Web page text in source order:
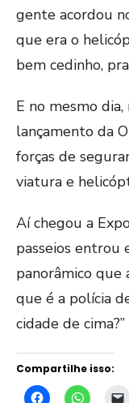
gente acordou
que era o
bem cedinho,
E no mesmo
lançamento da
forças de
viatura e
Aí chegou a
passeios entrou
panorâmico que
que é a polícia
cidade de cima?”
Compartilhe isso: